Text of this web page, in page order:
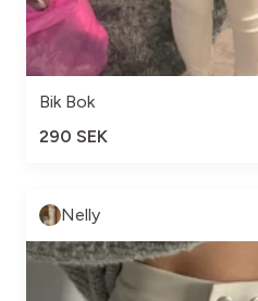
Bik Bok
290 SEK
Nelly